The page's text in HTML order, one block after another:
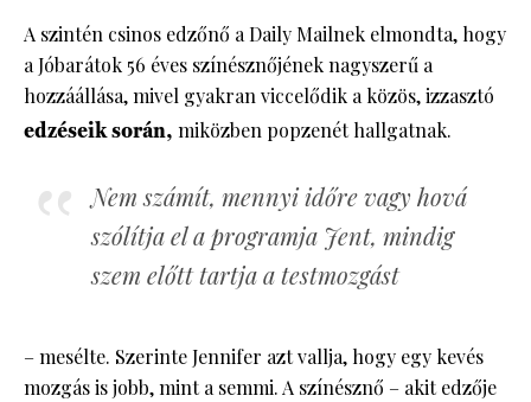
A szintén csinos edzőnő a Daily Mailnek elmondta, hogy
a Jóbarátok 56 éves színésznőjének nagyszerű a
hozzáállása, mivel gyakran viccelődik a közös, izzasztó
edzéseik során, miközben popzenét hallgatnak.
Nem számít, mennyi időre vagy hová
szólítja el a programja Jent, mindig
szem előtt tartja a testmozgást
– mesélte. Szerinte Jennifer azt vallja, hogy egy kevés
mozgás is jobb, mint a semmi. A színésznő – akit edzője